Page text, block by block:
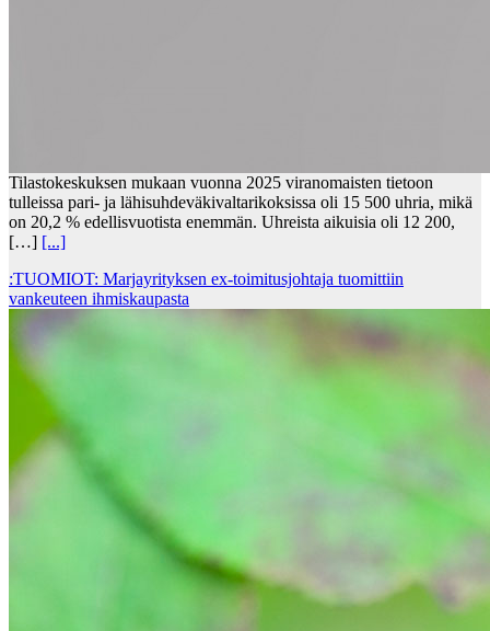
Tilastokeskuksen mukaan vuonna 2025 viranomaisten tietoon
tulleissa pari- ja lähisuhdeväkivaltarikoksissa oli 15 500 uhria, mikä
on 20,2 % edellisvuotista enemmän. Uhreista aikuisia oli 12 200,
[…] [...]
:TUOMIOT: Marjayrityksen ex-toimitusjohtaja tuomittiin
vankeuteen ihmiskaupasta